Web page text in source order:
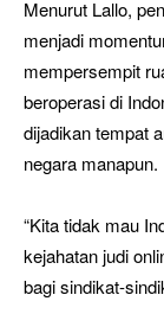
Menurut Lallo,
menjadi
mempersempit
beroperasi di
dijadikan tempat
negara manapun.
“Kita tidak mau
kejahatan judi
bagi sindikat-